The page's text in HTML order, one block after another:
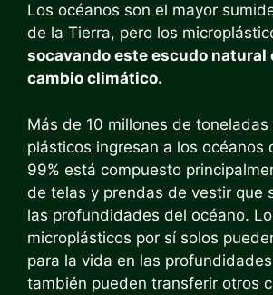
Los océanos son el mayor
de la Tierra, pero los
socavando este escudo natural
cambio climático.
Más de 10 millones de
plásticos ingresan a los océanos
99% está compuesto
de telas y prendas de vestir que
las profundidades del océano.
microplásticos por sí solos
para la vida en las
también pueden transferir otros